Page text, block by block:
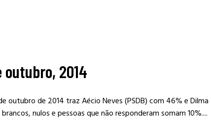
outubro, 2014
outubro de 2014 traz Aécio Neves (PSDB) com 46% e Dilma
nulos e pessoas que não responderam somam 10%....